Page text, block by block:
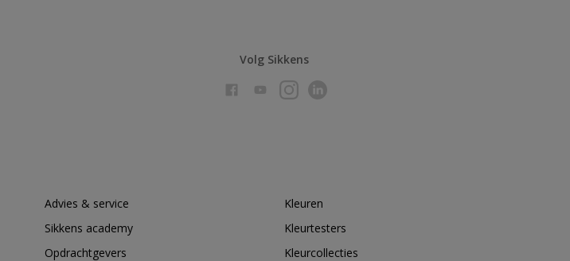
Volg Sikkens
Advies & service
Sikkens academy
Opdrachtgevers
Kleuren
Kleurtesters
Kleurcollecties